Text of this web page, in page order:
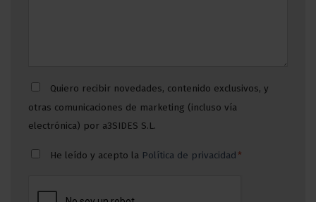
Consentimiento
Quiero recibir novedades, contenido exclusivos, y
otras comunicaciones de marketing (incluso vía
electrónica) por a3SIDES S.L.
Consentimiento
He leído y acepto la Política de privacidad *